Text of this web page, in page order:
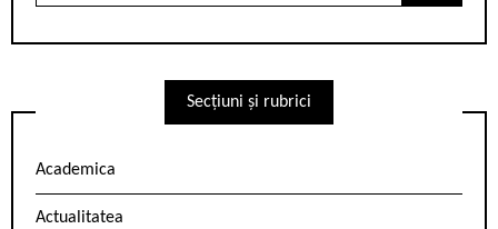
Secțiuni și rubrici
Academica
Actualitatea